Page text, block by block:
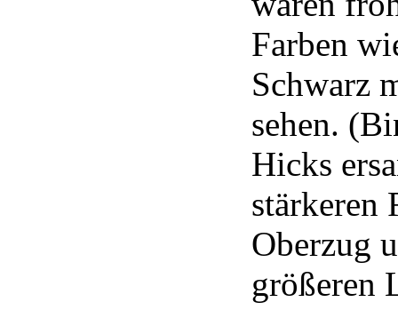
Farben
Schwarz
sehen.
Hicks
stärkeren
Oberzug
größeren